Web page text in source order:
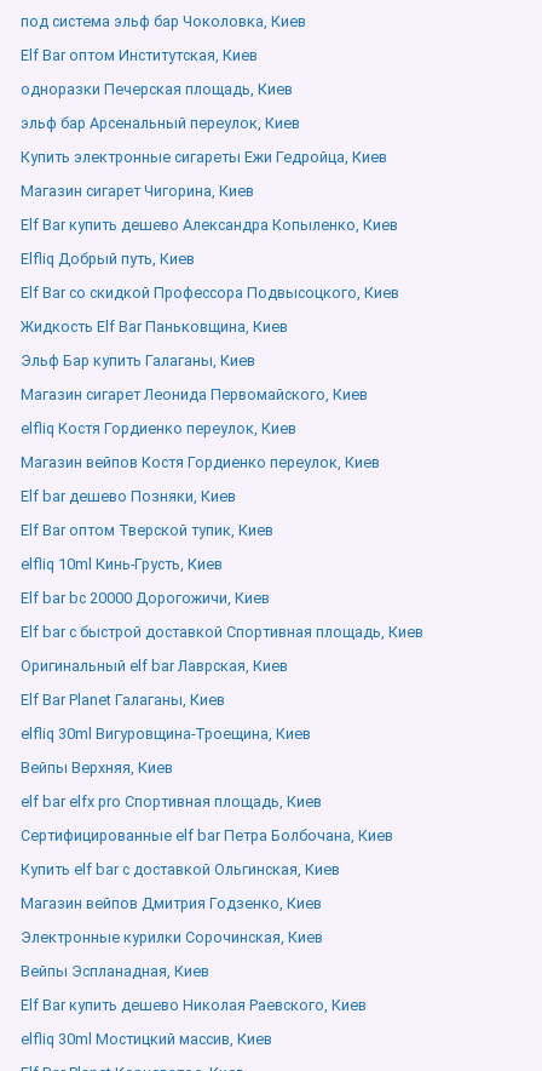
под система эльф бар Чоколовка, Киев
Elf Bar оптом Институтская, Киев
одноразки Печерская площадь, Киев
эльф бар Арсенальный переулок, Киев
Купить электронные сигареты Ежи Гедройца, Киев
Магазин сигарет Чигорина, Киев
Elf Bar купить дешево Александра Копыленко, Киев
Elfliq Добрый путь, Киев
Elf Bar со скидкой Профессора Подвысоцкого, Киев
Жидкость Elf Bar Паньковщина, Киев
Эльф Бар купить Галаганы, Киев
Магазин сигарет Леонида Первомайского, Киев
elfliq Костя Гордиенко переулок, Киев
Магазин вейпов Костя Гордиенко переулок, Киев
Elf bar дешево Позняки, Киев
Elf Bar оптом Тверской тупик, Киев
elfliq 10ml Кинь-Грусть, Киев
Elf bar bc 20000 Дорогожичи, Киев
Elf bar с быстрой доставкой Спортивная площадь, Киев
Оригинальный elf bar Лаврская, Киев
Elf Bar Planet Галаганы, Киев
elfliq 30ml Вигуровщина-Троещина, Киев
Вейпы Верхняя, Киев
elf bar elfx pro Спортивная площадь, Киев
Сертифицированные elf bar Петра Болбочана, Киев
Купить elf bar с доставкой Ольгинская, Киев
Магазин вейпов Дмитрия Годзенко, Киев
Электронные курилки Сорочинская, Киев
Вейпы Эспланадная, Киев
Elf Bar купить дешево Николая Раевского, Киев
elfliq 30ml Мостицкий массив, Киев